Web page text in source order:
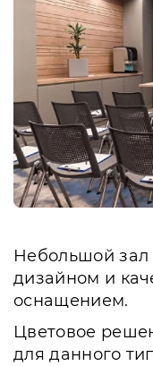
Небольшой
дизайном и
оснащением.
Цветовое
для данного